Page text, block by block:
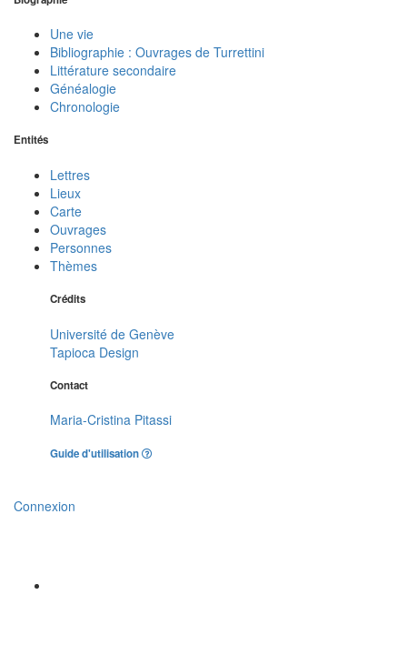
Une vie
Bibliographie : Ouvrages de Turrettini
Littérature secondaire
Généalogie
Chronologie
Entités
Lettres
Lieux
Carte
Ouvrages
Personnes
Thèmes
Crédits
Université de Genève
Tapioca Design
Contact
Maria-Cristina Pitassi
Guide d'utilisation
Connexion